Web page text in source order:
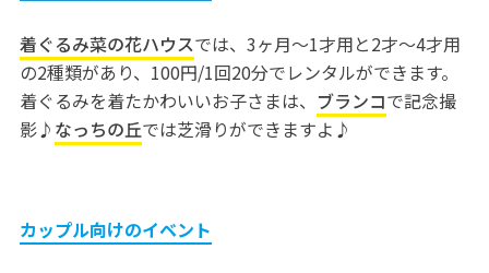
着ぐるみ菜の花ハウスでは、3ヶ月～1才用と2才～4才用
の2種類があり、100円/1回20分でレンタルができます。
着ぐるみを着たかわいいお子さまは、 ブランコで記念撮
影♪ なっちの丘では芝滑りができますよ♪
カップル向けのイベント